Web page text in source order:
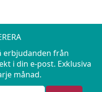
erbjudanden från
i din e-post. Exklusiva
månad.